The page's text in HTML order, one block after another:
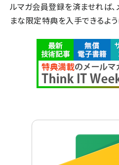
ルマガ会員登録を済ませれば、
まな限定特典を入手できるよう